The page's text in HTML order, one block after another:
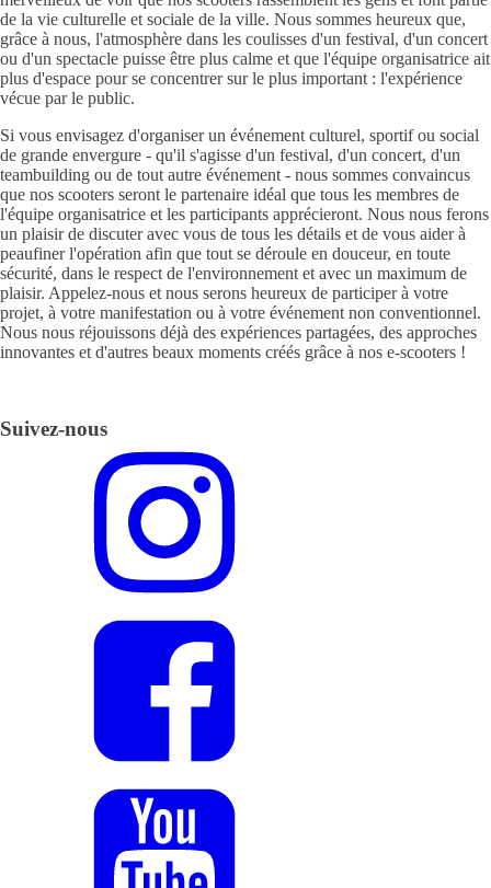
de la vie culturelle et sociale de la ville. Nous sommes heureux que,
grâce à nous, l'atmosphère dans les coulisses d'un festival, d'un concert
ou d'un spectacle puisse être plus calme et que l'équipe organisatrice ait
plus d'espace pour se concentrer sur le plus important : l'expérience
vécue par le public.
Si vous envisagez d'organiser un événement culturel, sportif ou social
de grande envergure - qu'il s'agisse d'un festival, d'un concert, d'un
teambuilding ou de tout autre événement - nous sommes convaincus
que nos scooters seront le partenaire idéal que tous les membres de
l'équipe organisatrice et les participants apprécieront. Nous nous ferons
un plaisir de discuter avec vous de tous les détails et de vous aider à
peaufiner l'opération afin que tout se déroule en douceur, en toute
sécurité, dans le respect de l'environnement et avec un maximum de
plaisir. Appelez-nous et nous serons heureux de participer à votre
projet, à votre manifestation ou à votre événement non conventionnel.
Nous nous réjouissons déjà des expériences partagées, des approches
innovantes et d'autres beaux moments créés grâce à nos e-scooters !
Suivez-nous